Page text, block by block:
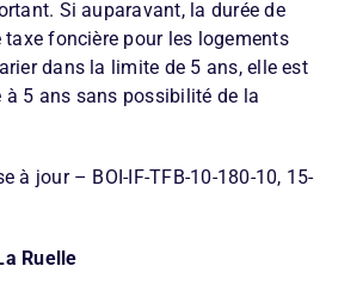
Si auparavant, la durée de
taxe foncière pour les logements
dans la limite de 5 ans, elle est
5 ans sans possibilité de la
à jour – BOI-IF-TFB-10-180-10, 15-
Ruelle